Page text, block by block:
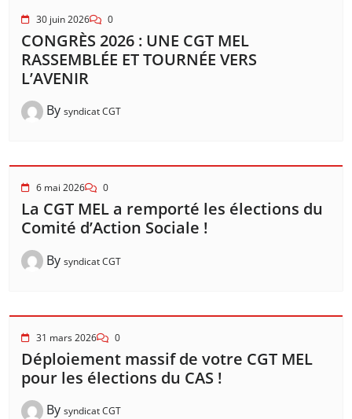
30 juin 2026 0
CONGRÈS 2026 : UNE CGT MEL
RASSEMBLÉE ET TOURNÉE VERS
L’AVENIR
By syndicat CGT
6 mai 2026 0
La CGT MEL a remporté les élections du
Comité d’Action Sociale !
By syndicat CGT
31 mars 2026 0
Déploiement massif de votre CGT MEL
pour les élections du CAS !
By syndicat CGT